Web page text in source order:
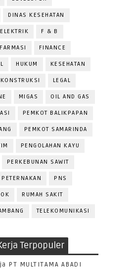
DINAS KESEHATAN
ELEKTRIK F & B
FARMASI FINANCE
HUKUM KESEHATAN
KONSTRUKSI LEGAL
MIGAS OIL AND GAS
PEMKOT BALIKPAPAN
PEMKOT SAMARINDA
PENGOLAHAN KAYU
PERKEBUNAN SAWIT
PETERNAKAN PNS
RUMAH SAKIT
TELEKOMUNIKASI
Terpopuler
PT MULTITAMA ABADI